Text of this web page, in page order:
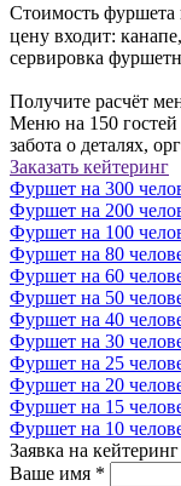
Стоимость фуршета
цену входит:
сервировка
Получите расчёт
Меню на 150
забота о деталях,
Заказать кейтеринг
Фуршет на 300
Фуршет на 200
Фуршет на 100
Фуршет на 80
Фуршет на 60
Фуршет на 50
Фуршет на 40
Фуршет на 30
Фуршет на 25
Фуршет на 20
Фуршет на 15
Фуршет на 10
Заявка на кейтеринг
Ваше имя *